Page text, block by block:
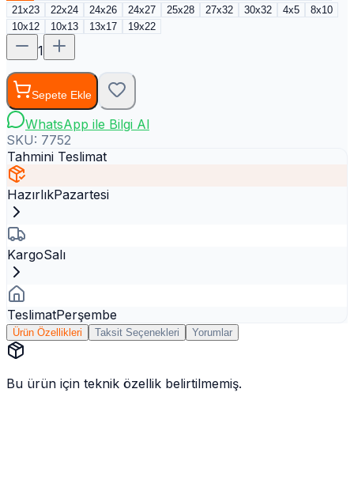
21x23
22x24 24x26 24x27 25x28 27x32 30x32 4x5
8x10
10x12
10x13 13x17 19x22
1
Sepete Ekle
WhatsApp ile Bilgi Al
SKU: 7752
Tahmini Teslimat
HazırlıkPazartesi
KargoSalı
TeslimatPerşembe
Ürün Özellikleri Taksit Seçenekleri Yorumlar
Bu ürün için teknik özellik belirtilmemiş.